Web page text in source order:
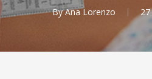
By Ana Lorenzo